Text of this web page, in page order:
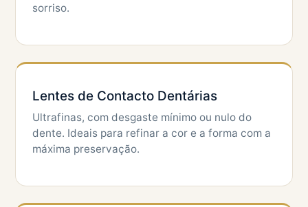
sorriso.
Lentes de Contacto Dentárias
Ultrafinas, com desgaste mínimo ou nulo do
dente. Ideais para refinar a cor e a forma com a
máxima preservação.